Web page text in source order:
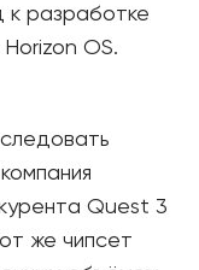
к разработке
OS.
Quest 3
же чипсет